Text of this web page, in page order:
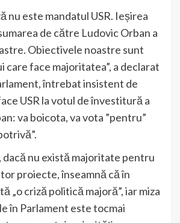
nu este mandatul USR. Ieșirea
de către Ludovic Orban a
Obiectivele noastre sunt
care face majoritatea”, a declarat
întrebat insistent de
USR la votul de învestitură a
va boicota, va vota ”pentru”
dacă nu există majoritate pentru
proiecte, înseamnă că în
„o criză politică majoră”, iar miza
în Parlament este tocmai